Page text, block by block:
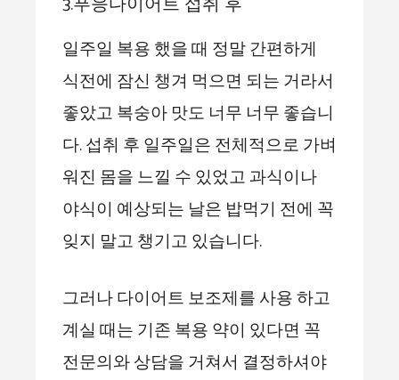
일주일 복용 했을 때 정말 간편하게
식전에 잠신 챙겨 먹으면 되는 거라서
좋았고 복숭아 맛도 너무 너무 좋습니
다. 섭취 후 일주일은 전체적으로 가벼
워진 몸을 느낄 수 있었고 과식이나
야식이 예상되는 날은 밥먹기 전에 꼭
잊지 말고 챙기고 있습니다.
그러나 다이어트 보조제를 사용 하고
계실 때는 기존 복용 약이 있다면 꼭
전문의와 상담을 거쳐서 결정하셔야